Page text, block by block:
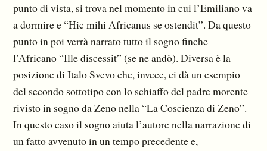
punto di vista, si trova nel momento in cui l’Emiliano va
a dormire e “Hic mihi Africanus se ostendit”. Da questo
punto in poi verrà narrato tutto il sogno finche
l’Africano “Ille discessit” (se ne andò). Diversa è la
posizione di Italo Svevo che, invece, ci dà un esempio
del secondo sottotipo con lo schiaffo del padre morente
rivisto in sogno da Zeno nella “La Coscienza di Zeno”.
In questo caso il sogno aiuta l’autore nella narrazione di
un fatto avvenuto in un tempo precedente e,